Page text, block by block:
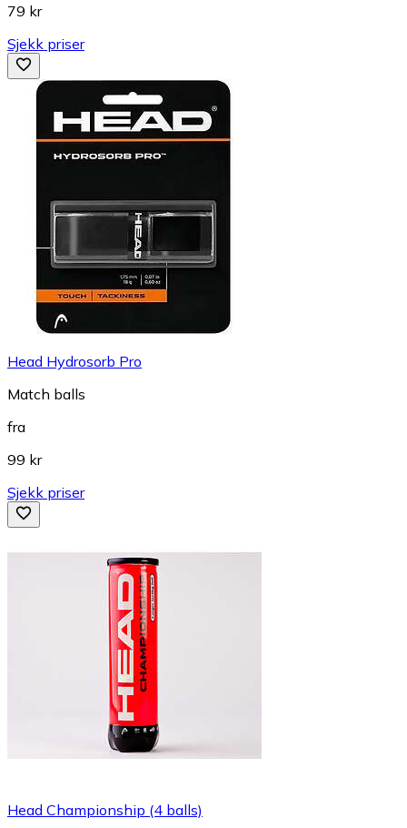
79 kr
Sjekk priser
Head Hydrosorb Pro
Match balls
fra
99 kr
Sjekk priser
Head Championship (4 balls)